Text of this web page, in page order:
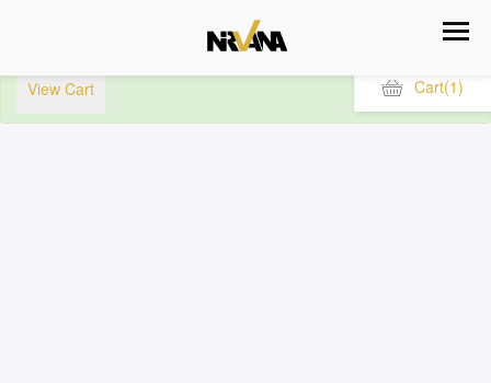
للشعب (Version PDF)” has been added to your cart.
View Cart
Cart(1)